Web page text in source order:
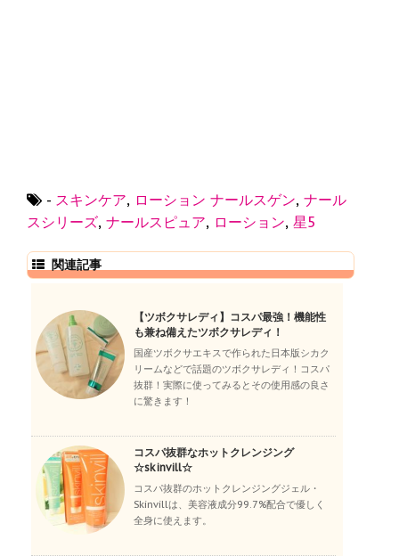
- スキンケア, ローション ナールスゲン, ナール
スシリーズ, ナールスピュア, ローション, 星5
関連記事
【ツボクサレディ】コスパ最強！機能性
も兼ね備えたツボクサレディ！
国産ツボクサエキスで作られた日本版シカク
リームなどで話題のツボクサレディ！コスパ
抜群！実際に使ってみるとその使用感の良さ
に驚きます！
コスパ抜群なホットクレンジング
☆skinvill☆
コスパ抜群のホットクレンジングジェル・
Skinvillは、美容液成分99.7%配合で優しく
全身に使えます。